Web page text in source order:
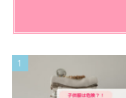
1